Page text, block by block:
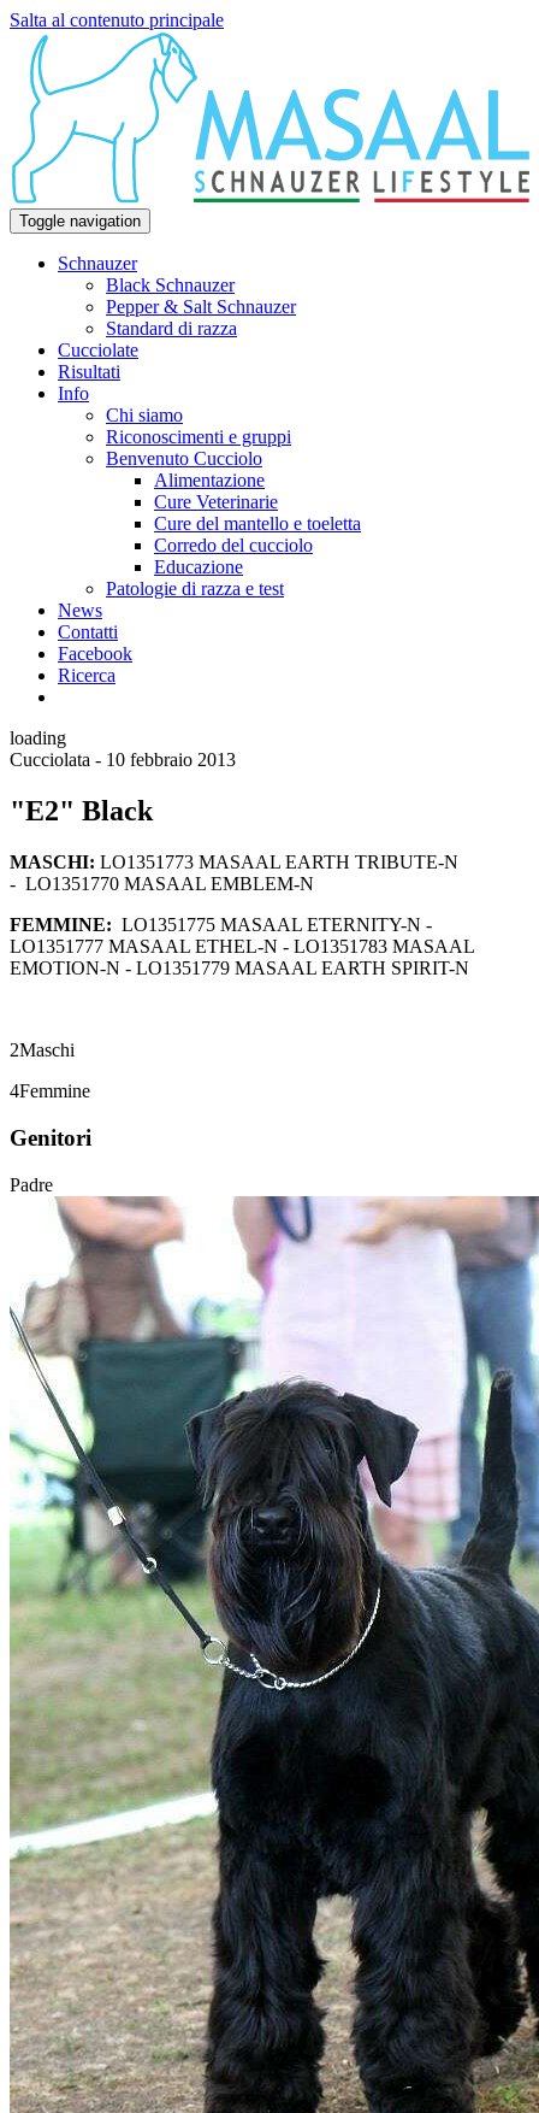
Salta al contenuto principale
Toggle navigation
Schnauzer
Black Schnauzer
Pepper & Salt Schnauzer
Standard di razza
Cucciolate
Risultati
Info
Chi siamo
Riconoscimenti e gruppi
Benvenuto Cucciolo
Alimentazione
Cure Veterinarie
Cure del mantello e toeletta
Corredo del cucciolo
Educazione
Patologie di razza e test
News
Contatti
Facebook
Ricerca
loading
Cucciolata - 10 febbraio 2013
"E2" Black
MASCHI: LO1351773 MASAAL EARTH TRIBUTE-N
- LO1351770 MASAAL EMBLEM-N
FEMMINE: LO1351775 MASAAL ETERNITY-N -
LO1351777 MASAAL ETHEL-N - LO1351783 MASAAL
EMOTION-N - LO1351779 MASAAL EARTH SPIRIT-N
2Maschi
4Femmine
Genitori
Padre